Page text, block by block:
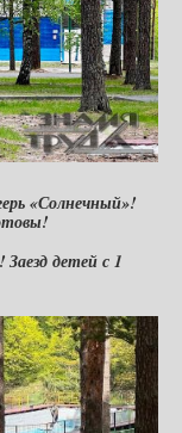
«Солнечный»!
детей с 1